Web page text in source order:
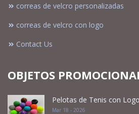
correas de velcro personalizadas
correas de velcro con logo
Contact Us
OBJETOS
Pelotas de Tenis con
Mar 18 - 2026